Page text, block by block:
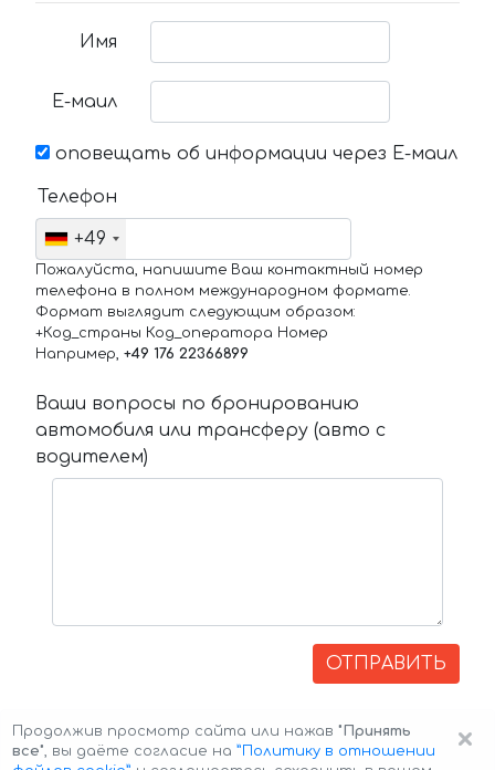
Имя
Е-маил
оповещать об информации через Е-маил
Телефон
+49
Пожалуйста, напишите Ваш контактный номер
телефона в полном международном формате.
Формат выглядит следующим образом:
+Код_страны Код_оператора Номер
Например, +49 176 22366899
Ваши вопросы по бронированию
автомобиля или трансферу (авто с
водителем)
ОТПРАВИТЬ
×
Продолжив просмотр сайта или нажав "Принять
все", вы даёте согласие на ”Политику в отношении